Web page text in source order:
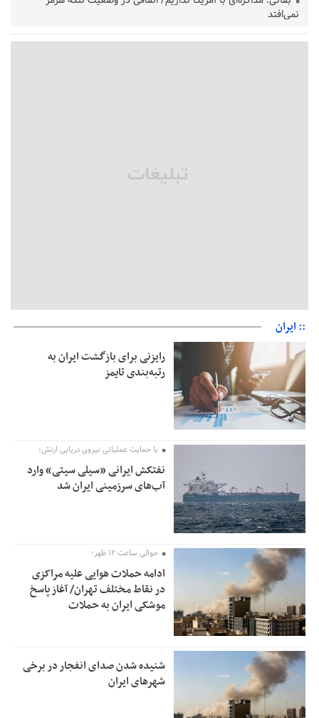
نمی‌افتد
مهاجرانی: کشور با همبستگی ملی از دشواری‌های جنگ گذر کرد
:: ایران
رایزنی برای بازگشت ایران به
رتبه‌بندی تایمز
با حمایت عملیاتی نیروی دریایی ارتش؛
نفتکش ایرانی «سیلی سیتی» وارد
آب‌های سرزمینی ایران شد
حوالی ساعت ۱۲ ظهر؛
ادامه حملات هوایی علیه مراکزی
در نقاط مختلف تهران/ آغاز پاسخ
موشکی ایران به حملات
شنیده شدن صدای انفجار در برخی
شهرهای ایران